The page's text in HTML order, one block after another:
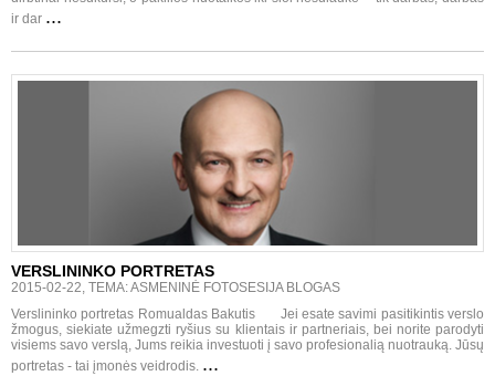
ir dar ...
VERSLININKO PORTRETAS
2015-02-22, TEMA: ASMENINĖ FOTOSESIJA BLOGAS
Verslininko portretas Romualdas Bakutis Jei esate savimi pasitikintis verslo
žmogus, siekiate užmegzti ryšius su klientais ir partneriais, bei norite parodyti
visiems savo verslą, Jums reikia investuoti į savo profesionalią nuotrauką. Jūsų
portretas - tai įmonės veidrodis. ...